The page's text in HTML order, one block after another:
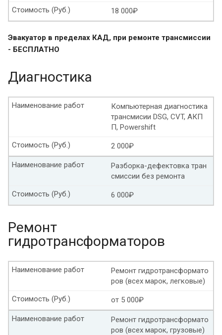
Замена масла в АКПП Хендай i40
Замена масла АКПП Хендай туссан
Замена масла в АКПП Хендай гетц
Замена масла в АКПП Хендай Гранд старекс
Замена масла АКПП Хендай i30
Замена масла АКПП Хендай матрикс
Замена масла коробки передач Хендай
Замена масла в коробке передач Лада веста
Форд куга замена масла в АКПП
Замена масла коробки передач Форд фокус
Замена масла в АКПП Форд фокус 2
Форд мондео замена масла в АКПП
Замена масла в АКПП Форд фьюжн
18 000₽
Стоимость (Руб.)
Эвакуатор в пределах КАД, при ремонте трансмиссии
- БЕСПЛАТНО
Диагностика
Компьютерная диагностика
трансмисии DSG, CVT, АКП
П, Powershift
Наименование работ
2 000₽
Стоимость (Руб.)
Разборка-дефектовка тран
смиссии без ремонта
Наименование работ
6 000₽
Стоимость (Руб.)
Ремонт
гидротрансформаторов
Ремонт гидротрансформато
ров (всех марок, легковые)
Наименование работ
от 5 000₽
Стоимость (Руб.)
Ремонт гидротрансформато
ров (всех марок, грузовые)
Наименование работ